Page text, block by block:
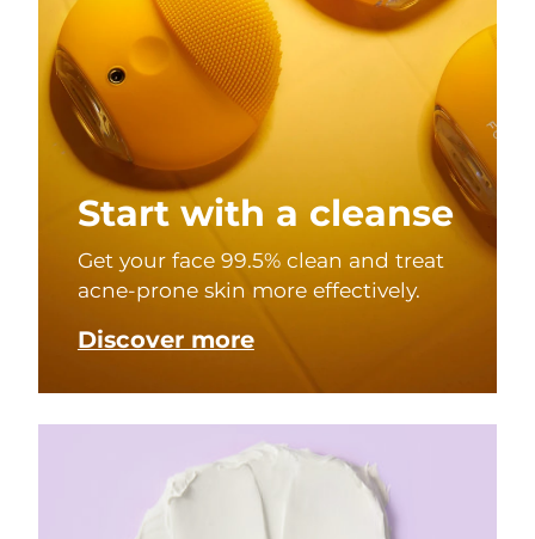
Start with a cleanse
Get your face 99.5% clean and treat
acne-prone skin more effectively.
Discover more